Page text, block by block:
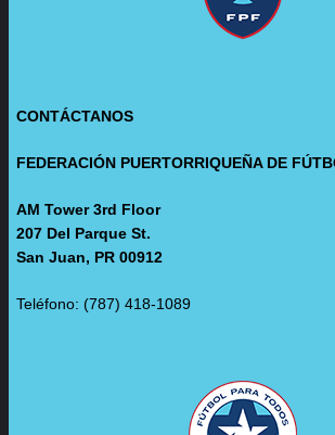
CONTÁCTANOS
FEDERACIÓN PUERTORRIQUEÑA DE
AM Tower 3rd Floor
207 Del Parque St.
San Juan, PR 00912
Teléfono: (787) 418-1089